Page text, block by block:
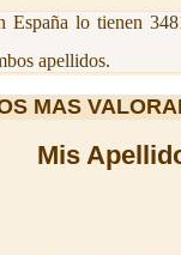
España lo tienen
apellidos.
MAS
Mis